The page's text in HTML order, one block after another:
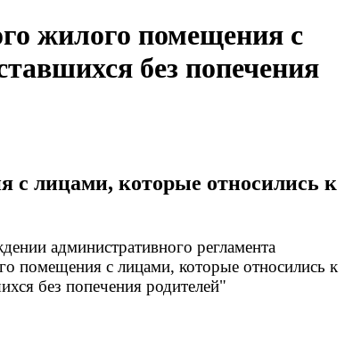
жилого помещения с
без попечения
с лицами, которые относились к
административного регламента
помещения с лицами, которые относились к
без попечения родителей"